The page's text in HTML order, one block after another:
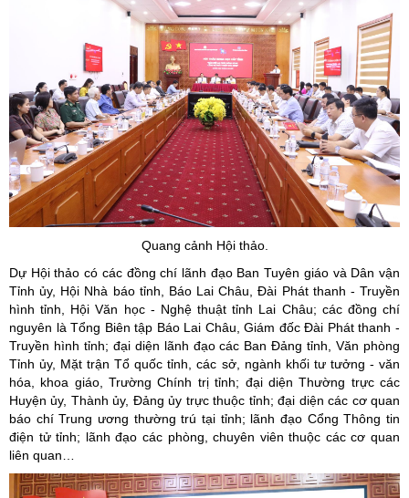
Quang cảnh Hội thảo.
Dự Hội thảo có các đồng chí lãnh đạo Ban Tuyên giáo và Dân vận
Tỉnh ủy, Hội Nhà báo tỉnh, Báo Lai Châu, Đài Phát thanh - Truyền
hình tỉnh, Hội Văn học - Nghệ thuật tỉnh Lai Châu; các đồng chí
nguyên là Tổng Biên tập Báo Lai Châu, Giám đốc Đài Phát thanh -
Truyền hình tỉnh; đại diện lãnh đạo các Ban Đảng tỉnh, Văn phòng
Tỉnh ủy, Mặt trận Tổ quốc tỉnh, các sở, ngành khối tư tưởng - văn
hóa, khoa giáo, Trường Chính trị tỉnh; đại diện Thường trực các
Huyện ủy, Thành ủy, Đảng ủy trực thuộc tỉnh; đại diện các cơ quan
báo chí Trung ương thường trú tại tỉnh; lãnh đạo Cổng Thông tin
điện tử tỉnh; lãnh đạo các phòng, chuyên viên thuộc các cơ quan
liên quan…